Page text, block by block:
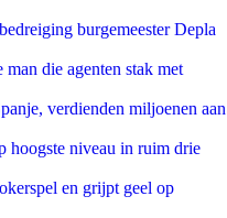
burgemeester Depla
die agenten stak met
verdienden miljoenen aan
hoogste niveau in ruim drie
en grijpt geel op